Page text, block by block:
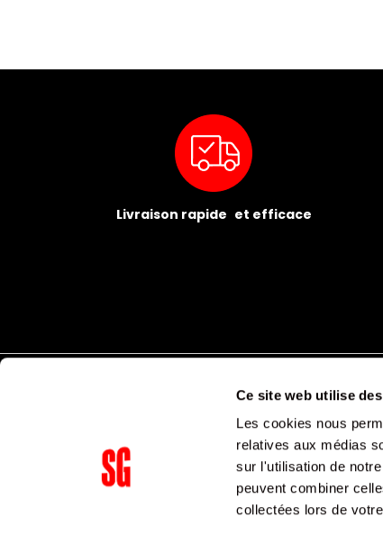
Ce site web utilise
Les cookies nous
relatives aux médias
sur l'utilisation de
peuvent combiner
collectées lors de
Livraison rapide et efficace